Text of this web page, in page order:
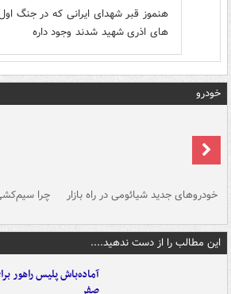
هنموز قبر شهدای ایرانی که در جنگ اول
های اذری شهید شدند وجود داره
خودرو
خودروهای جدید شیائومی در راه بازار چرا
این مطالب را از دست ندهید....
آماده‌باش پلیس راهور